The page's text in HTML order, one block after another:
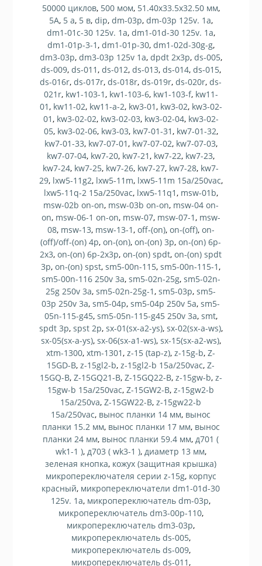
50000 циклов, 500 мом, 51.40х33.5х32.50 мм,
5A, 5 а, 5 в, dip, dm-03p, dm-03p 125v. 1a,
dm1-01c-30 125v. 1a, dm1-01d-30 125v. 1a,
dm1-01p-3-1, dm1-01p-30, dm1-02d-30g-g,
dm3-03p, dm3-03p 125v 1a, dpdt 2x3p, ds-005,
ds-009, ds-011, ds-012, ds-013, ds-014, ds-015,
ds-016r,ds-017r,ds-018r,ds-019r,ds-020r,ds-
021r, kw1-103-1, kw1-103-6, kw1-103-f, kw11-
01, kw11-02, kw11-a-2, kw3-01, kw3-02, kw3-02-
01, kw3-02-02, kw3-02-03, kw3-02-04, kw3-02-
05, kw3-02-06, kw3-03, kw7-01-31, kw7-01-32,
kw7-01-33, kw7-07-01, kw7-07-02, kw7-07-03,
kw7-07-04, kw7-20, kw7-21, kw7-22, kw7-23,
kw7-24, kw7-25, kw7-26, kw7-27, kw7-28, kw7-
29, lxw5-11g2, lxw5-11m, lxw5-11m 15a/250vac,
lxw5-11q-2 15a/250vac, lxw5-11q1, msw-01b,
msw-02b on-on, msw-03b on-on, msw-04 on-
on, msw-06-1 on-on, msw-07, msw-07-1, msw-
08, msw-13, msw-13-1, off-(on), on-(off), on-
(off)/off-(on) 4p,on-(on),on-(on) 3p,on-(on) 6p-
2x3,on-(on) 6p-2x3p,on-(on) spdt,on-(on) spdt
3p,on-(on) spst,sm5-00n-115,sm5-00n-115-1,
sm5-00n-116 250v 3a, sm5-02n-25g, sm5-02n-
25g 250v 3a,sm5-02n-25g-1,sm5-03p,sm5-
03p 250v 3a,sm5-04p,sm5-04p 250v 5a,sm5-
05n-115-g45, sm5-05n-115-g45 250v 3a, smt,
spdt 3p, spst 2p, sx-01(sx-a2-ys), sx-02(sx-a-ws),
sx-05(sx-a-ys), sx-06(sx-a1-ws), sx-15(sx-a2-ws),
xtm-1300,xtm-1301,z-15 (tap-z),z-15g-b,Z-
15GD-B,z-15gl2-b,z-15gl2-b 15a/250vac,Z-
15GQ-B, Z-15GQ21-B, Z-15GQ22-B, z-15gw-b, z-
15gw-b 15a/250vac,Z-15GW2-B,z-15gw2-b
15a/250va,Z-15GW22-B,z-15gw22-b
15a/250vac, вынос планки 14 мм, вынос
планки 15.2 мм, вынос планки 17 мм, вынос
планки 24 мм, вынос планки 59.4 мм,д701 (
wk1-1 ), д703 ( wk3-1 ), диаметр 13 мм,
зеленая кнопка, кожух (защитная крышка)
микропереключателя серии z-15g, корпус
красный, микропереключатели dm1-01d-30
125v. 1a, микропереключатель dm-03p,
микропереключатель dm3-00p-110,
микропереключатель dm3-03p,
микропереключатель ds-005,
микропереключатель ds-009,
микропереключатель ds-011,